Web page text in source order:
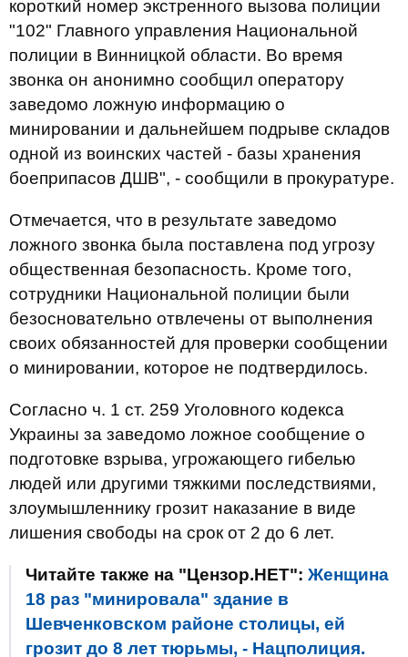
короткий номер экстренного вызова полиции
"102" Главного управления Национальной
полиции в Винницкой области. Во время
звонка он анонимно сообщил оператору
заведомо ложную информацию о
минировании и дальнейшем подрыве складов
одной из воинских частей - базы хранения
боеприпасов ДШВ", - сообщили в прокуратуре.
Отмечается, что в результате заведомо
ложного звонка была поставлена под угрозу
общественная безопасность. Кроме того,
сотрудники Национальной полиции были
безосновательно отвлечены от выполнения
своих обязанностей для проверки сообщении
о минировании, которое не подтвердилось.
Согласно ч. 1 ст. 259 Уголовного кодекса
Украины за заведомо ложное сообщение о
подготовке взрыва, угрожающего гибелью
людей или другими тяжкими последствиями,
злоумышленнику грозит наказание в виде
лишения свободы на срок от 2 до 6 лет.
Читайте также на "Цензор.НЕТ": Женщина
18 раз "минировала" здание в
Шевченковском районе столицы, ей
грозит до 8 лет тюрьмы, - Нацполиция.